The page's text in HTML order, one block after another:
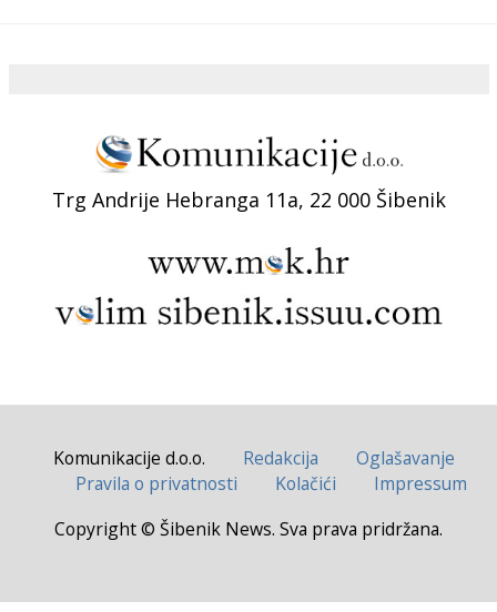
Trg Andrije Hebranga 11a, 22 000 Šibenik
Komunikacije d.o.o. Redakcija
Oglašavanje
Pravila o privatnosti
Kolačići
Impressum
Copyright © Šibenik News. Sva prava pridržana.